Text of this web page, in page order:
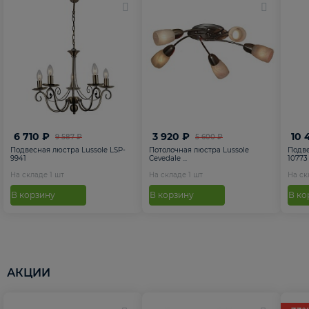
9 587 ₽
6 710 ₽
Подвесная люстра Lussole LSP-
9941
На складе 1 шт
В корзину
5 600 ₽
3 920 ₽
Потолочная люстра Lussole
Cevedale ...
На складе 1 шт
В корзину
10
10773
На
В
АКЦИИ